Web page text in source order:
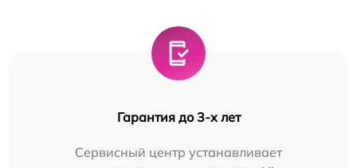
Гарантия до 3-х лет
Сервисный центр устанавливает